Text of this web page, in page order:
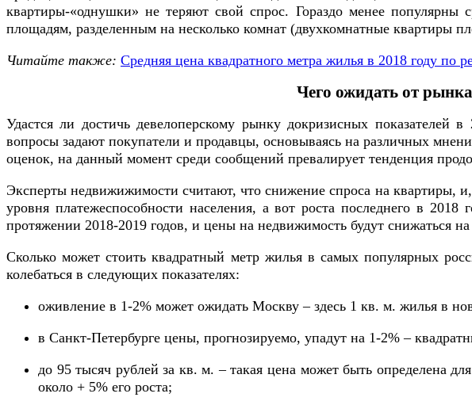
квартиры-«однушки» не теряют свой спрос. Гораздо менее популярны
площадям, разделенным на несколько комнат (двухкомнатные квартиры
Читайте также: Средняя цена квадратного метра жилья в 2018 году по
Чего ожидать от
Удастся ли достичь девелоперскому рынку докризисных
вопросы задают покупатели и продавцы, основываясь на различных
оценок, на данный момент среди сообщений превалирует тенденция
Эксперты недвижижимости считают, что снижение спроса на квартиры,
уровня платежеспособности населения, а вот роста последнего в
протяжении 2018-2019 годов, и цены на недвижимость будут снижаться
Сколько может стоить квадратный метр жилья в самых популярных
колебаться в следующих показателях:
оживление в 1-2% может ожидать Москву – здесь 1 кв. м. жилья в
в Санкт-Петербурге цены, прогнозируемо, упадут на 1-2% –
до 95 тысяч рублей за кв. м. – такая цена может быть определена
около + 5% его роста;